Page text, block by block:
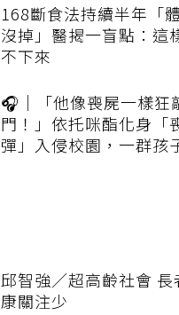
168斷食法持續半年「
沒掉」醫揭一盲點：這
不下來
🎧｜「他像喪屍一樣狂
門！」依托咪酯化身「
彈」入侵校園，一群孩
邱智強／超高齡社會 長
康關注少